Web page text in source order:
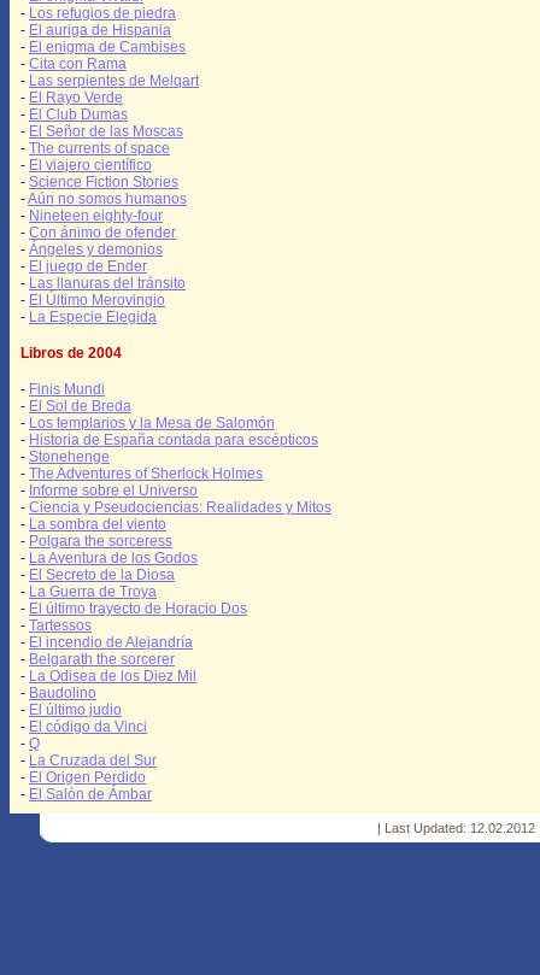
- Los refugios de piedra
- El auriga de Hispania
- El enigma de Cambises
- Cita con Rama
- Las serpientes de Melqart
- El Rayo Verde
- El Club Dumas
- El Señor de las Moscas
- The currents of space
- El viajero científico
- Science Fiction Stories
-Aún no somos humanos
- Nineteen eighty-four
- Con ánimo de ofender
- Ángeles y demonios
- El juego de Ender
- Las llanuras del tránsito
- El Último Merovingio
- La Especie Elegida
Libros de 2004
- Finis Mundi
- El Sol de Breda
- Los templarios y la Mesa de Salomón
- Historia de España contada para escépticos
- Stonehenge
- The Adventures of Sherlock Holmes
- Informe sobre el Universo
- Ciencia y Pseudociencias: Realidades y Mitos
- La sombra del viento
- Polgara the sorceress
- La Aventura de los Godos
- El Secreto de la Diosa
- La Guerra de Troya
- El último trayecto de Horacio Dos
- Tartessos
- El incendio de Alejandría
- Belgarath the sorcerer
- La Odisea de los Diez Mil
- Baudolino
- El último judio
- El código da Vinci
- Q
- La Cruzada del Sur
- El Origen Perdido
- El Salón de Ámbar
| Last Updated: